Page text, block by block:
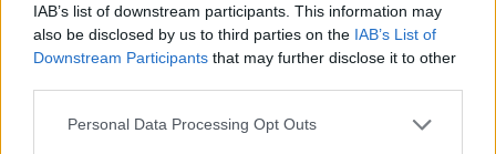
IAB’s list of downstream participants. This information may
also be disclosed by us to third parties on the IAB’s List of
Downstream Participants that may further disclose it to other
Please note that this website/app uses one or more Google
Personal Data Processing Opt Outs
Urządzenia
SMARTFONY
TABLETY
WEARABLE